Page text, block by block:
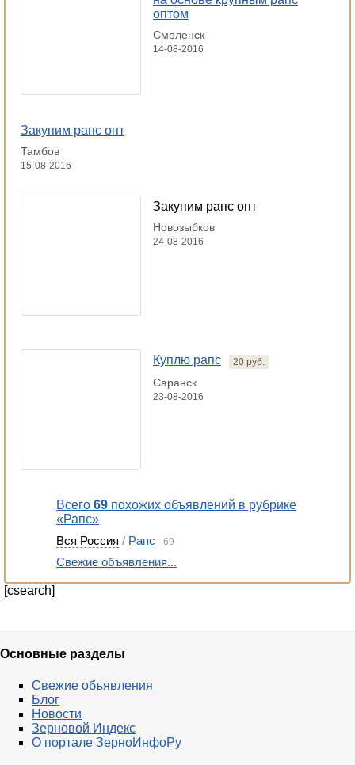
оптом
Смоленск
14-08-2016
Закупим рапс опт
Тамбов
15-08-2016
Закупим рапс опт
Новозыбков
24-08-2016
Куплю рапс 20 руб.
Саранск
23-08-2016
Всего 69 похожих объявлений в рубрике
«Рапс»
Вся Россия / Рапс 69
Свежие объявления...
[csearch]
Основные разделы
Свежие объявления
Блог
Новости
Зерновой Индекс
О портале ЗерноИнфоРу